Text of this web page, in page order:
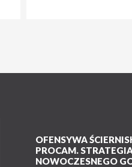
OFENSYWA
PROCAM.
NOWOCZESNEGO